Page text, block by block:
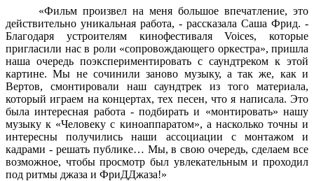
«Фильм произвел на меня большое впечатление, это
действительно уникальная работа, - рассказала Саша Фрид. -
Благодаря устроителям кинофестиваля Voices, которые
пригласили нас в роли «сопровождающего оркестра», пришла
наша очередь поэкспериментировать с саундтреком к этой
картине. Мы не сочинили заново музыку, а так же, как и
Вертов, смонтировали наш саундтрек из того материала,
который играем на концертах, тех песен, что я написала. Это
была интересная работа - подбирать и «монтировать» нашу
музыку к «Человеку с киноаппаратом», а насколько точны и
интересны получились наши ассоциации с монтажом и
кадрами - решать публике… Мы, в свою очередь, сделаем все
возможное, чтобы просмотр был увлекательным и проходил
под ритмы джаза и ФриДДжаза!»